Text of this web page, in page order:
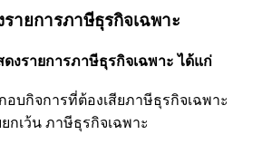
ายการภาษีธุรกิจเฉพาะ
รายการภาษีธุรกิจเฉพาะ ได้แก่
กิจการที่ต้องเสียภาษีธุรกิจเฉพาะ
กเว้น ภาษีธุรกิจเฉพาะ